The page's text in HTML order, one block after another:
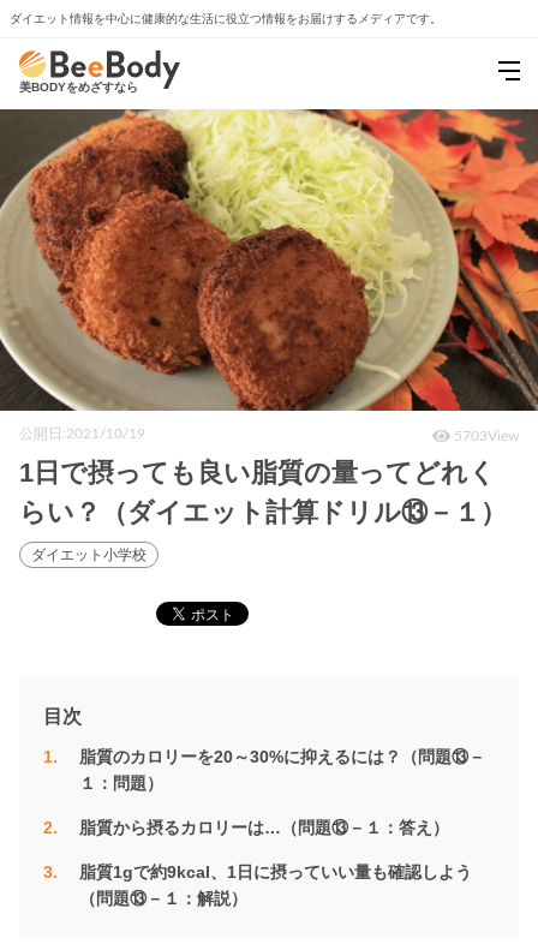
美BODYをめざすなら
ダイエット情報を中心に健康的な生活に役立つ情報をお届けするメディアです。
公開日:2021/10/19 5703View
1日で摂っても良い脂質の量ってどれく
らい？（ダイエット計算ドリル⑬－１）
ダイエット小学校
目次
脂質のカロリーを20～30%に抑えるには？（問題⑬－
１：問題）
脂質から摂るカロリーは…（問題⑬－１：答え）
脂質1gで約9kcal、1日に摂っていい量も確認しよう
（問題⑬－１：解説）